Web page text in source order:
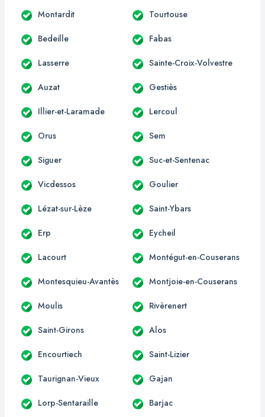
Montardit Tourtouse
Bedeille Fabas
Lasserre Sainte-Croix-Volvestre
Auzat Gestiès
Illier-et-Laramade Lercoul
Orus Sem
Siguer Suc-et-Sentenac
Vicdessos Goulier
Lézat-sur-Lèze Saint-Ybars
Erp Eycheil
Lacourt Montégut-en-Couserans
Montesquieu-Avantès Montjoie-en-Couserans
Moulis Rivèrenert
Saint-Girons Alos
Encourtiech Saint-Lizier
Taurignan-Vieux Gajan
Lorp-Sentaraille Barjac